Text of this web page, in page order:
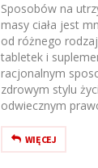
Sposobów na
masy ciała jest
od różnego
tabletek i
racjonalnym
zdrowym stylu
odwiecznym
WIĘCEJ